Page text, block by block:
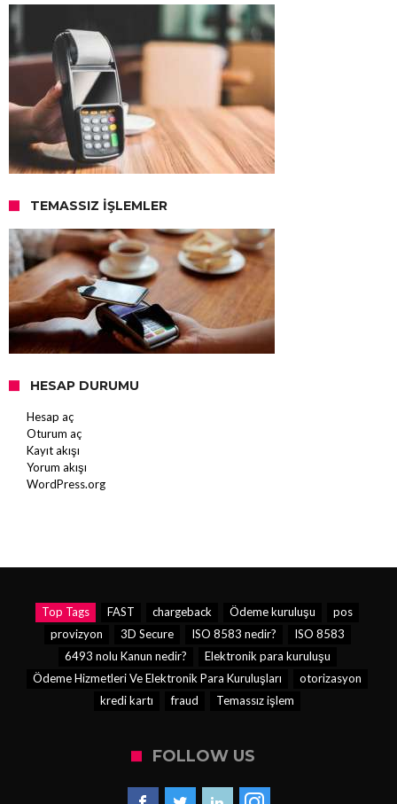
TEMASSIZ İŞLEMLER
HESAP DURUMU
Hesap aç
Oturum aç
Kayıt akışı
Yorum akışı
WordPress.org
Top Tags FAST chargeback Ödeme kuruluşu
pos
provizyon
3D Secure ISO 8583 nedir?
ISO 8583
6493 nolu Kanun nedir?
Elektronik para kuruluşu
Ödeme Hizmetleri Ve Elektronik Para Kuruluşları
otorizasyon
kredi kartı
fraud Temassız işlem
FOLLOW US